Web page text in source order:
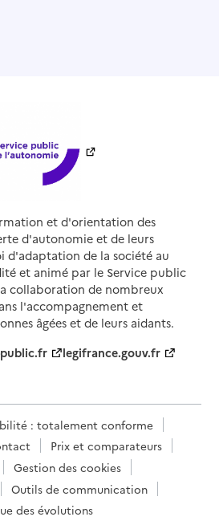
et d'orientation des
d'autonomie et de leurs
d'adaptation de la société au
et animé par le Service public
collaboration de nombreux
l'accompagnement et
âgées et de leurs aidants.
legifrance.gouv.fr
: totalement conforme
Prix et comparateurs
Gestion des cookies
Outils de communication
des évolutions